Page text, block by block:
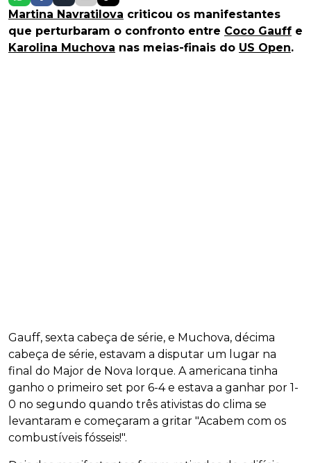
Martina Navratilova criticou os manifestantes
que perturbaram o confronto entre Coco Gauff e
Karolina Muchova nas meias-finais do US Open.
Gauff, sexta cabeça de série, e Muchova, décima
cabeça de série, estavam a disputar um lugar na
final do Major de Nova Iorque. A americana tinha
ganho o primeiro set por 6-4 e estava a ganhar por 1-
0 no segundo quando três ativistas do clima se
levantaram e começaram a gritar "Acabem com os
combustíveis fósseis!".